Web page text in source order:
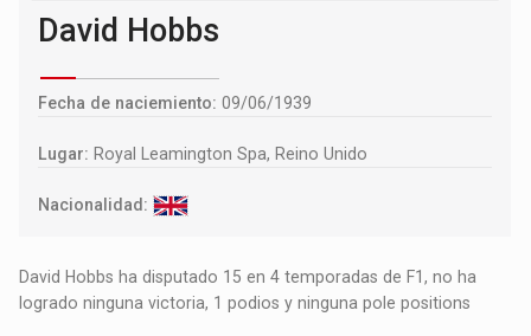
David Hobbs
Fecha de naciemiento:09/06/1939
Lugar: Royal Leamington Spa, Reino Unido
Nacionalidad:
David Hobbs ha disputado 15 en 4 temporadas de F1, no ha
logrado ninguna victoria, 1 podios y ninguna pole positions